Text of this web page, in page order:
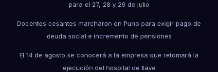
para el 27, 28 y 29 de julio
Docentes cesantes marcharon en Puno para exigir pago de
deuda social e incremento de pensiones
El 14 de agosto se conocerá a la empresa que retomará la
ejecución del hospital de Ilave